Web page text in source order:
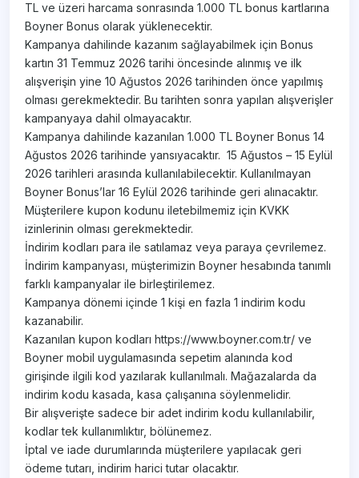
TL ve üzeri harcama sonrasında 1.000 TL bonus kartlarına
Boyner Bonus olarak yüklenecektir.
Kampanya dahilinde kazanım sağlayabilmek için Bonus
kartın 31 Temmuz 2026 tarihi öncesinde alınmış ve ilk
alışverişin yine 10 Ağustos 2026 tarihinden önce yapılmış
olması gerekmektedir. Bu tarihten sonra yapılan alışverişler
kampanyaya dahil olmayacaktır.
Kampanya dahilinde kazanılan 1.000 TL Boyner Bonus 14
Ağustos 2026 tarihinde yansıyacaktır. 15 Ağustos – 15 Eylül
2026 tarihleri arasında kullanılabilecektir. Kullanılmayan
Boyner Bonus’lar 16 Eylül 2026 tarihinde geri alınacaktır.
Müşterilere kupon kodunu iletebilmemiz için KVKK
izinlerinin olması gerekmektedir.
İndirim kodları para ile satılamaz veya paraya çevrilemez.
İndirim kampanyası, müşterimizin Boyner hesabında tanımlı
farklı kampanyalar ile birleştirilemez.
Kampanya dönemi içinde 1 kişi en fazla 1 indirim kodu
kazanabilir.
Kazanılan kupon kodları https://www.boyner.com.tr/ ve
Boyner mobil uygulamasında sepetim alanında kod
girişinde ilgili kod yazılarak kullanılmalı. Mağazalarda da
indirim kodu kasada, kasa çalışanına söylenmelidir.
Bir alışverişte sadece bir adet indirim kodu kullanılabilir,
kodlar tek kullanımlıktır, bölünemez.
İptal ve iade durumlarında müşterilere yapılacak geri
ödeme tutarı, indirim harici tutar olacaktır.